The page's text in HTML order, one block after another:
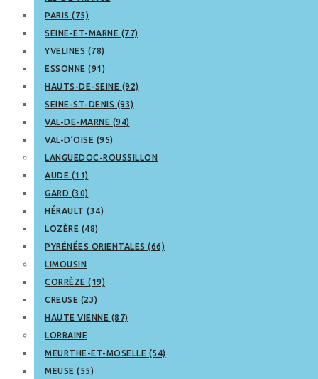
PARIS (75)
SEINE-ET-MARNE (77)
YVELINES (78)
ESSONNE (91)
HAUTS-DE-SEINE (92)
SEINE-ST-DENIS (93)
VAL-DE-MARNE (94)
VAL-D’OISE (95)
LANGUEDOC-ROUSSILLON
AUDE (11)
GARD (30)
HÉRAULT (34)
LOZÈRE (48)
PYRÉNÉES ORIENTALES (66)
LIMOUSIN
CORRÈZE (19)
CREUSE (23)
HAUTE VIENNE (87)
LORRAINE
MEURTHE-ET-MOSELLE (54)
MEUSE (55)